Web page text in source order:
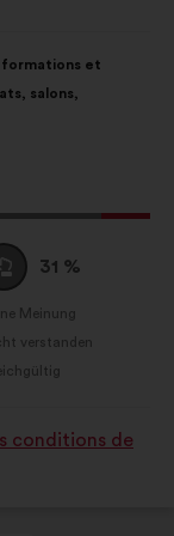
formations et
salons,
31 %
Meinung
verstanden
conditions de